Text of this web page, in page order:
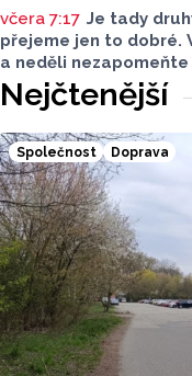
včera 7:17 Je tady
přejeme jen to dobré.
a neděli
si svůj horoskop a
Nejčtenější
Společnost Doprava